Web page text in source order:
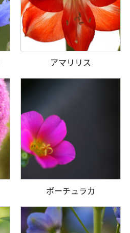
アマリリス
ポーチュラカ